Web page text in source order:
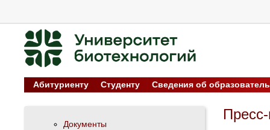
Абитуриенту Студенту Сведения об
Документы